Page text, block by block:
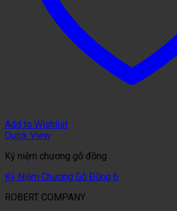
Add to Wishlist
Quick View
Kỷ niệm chương gỗ đồng
Kỷ Niệm Chương Gỗ Đồng 6
ROBERT COMPANY